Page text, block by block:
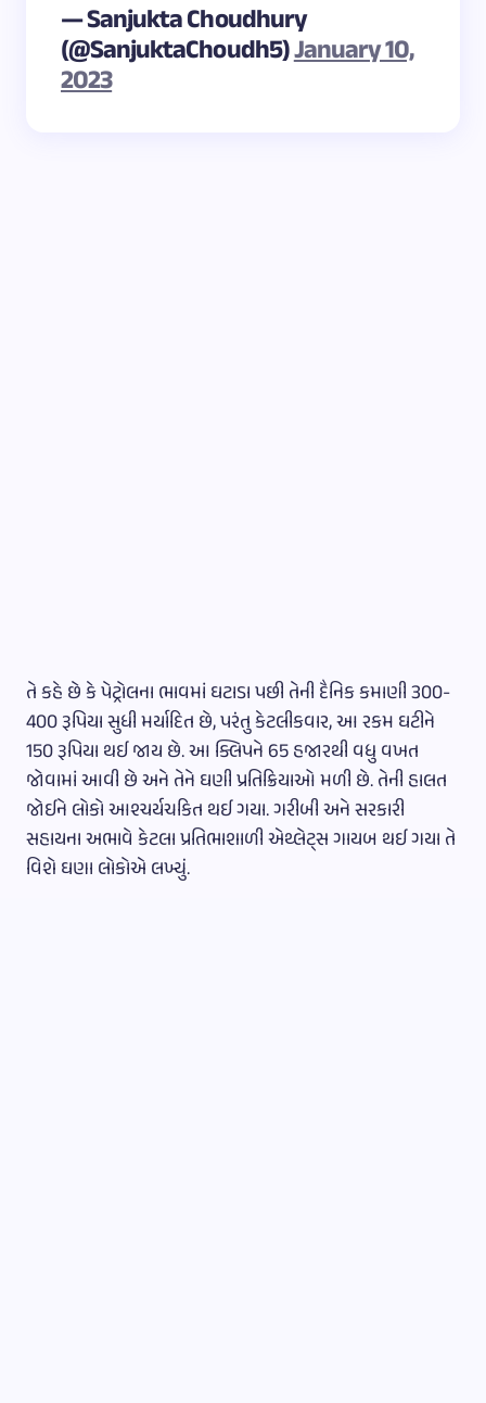
— Sanjukta Choudhury
(@SanjuktaChoudh5)January 10,
2023
તે કહે છે કે પેટ્રોલના ભાવમાં ઘટાડા પછી તેની દૈનિક કમાણી 300-
400 રૂપિયા સુધી મર્યાદિત છે, પરંતુ કેટલીકવાર, આ રકમ ઘટીને
150 રૂપિયા થઈ જાય છે. આ ક્લિપને 65 હજારથી વધુ વખત
જોવામાં આવી છે અને તેને ઘણી પ્રતિક્રિયાઓ મળી છે. તેની હાલત
જોઈને લોકો આશ્ચર્યચકિત થઈ ગયા. ગરીબી અને સરકારી
સહાયના અભાવે કેટલા પ્રતિભાશાળી એથ્લેટ્સ ગાયબ થઈ ગયા તે
વિશે ઘણા લોકોએ લખ્યું.